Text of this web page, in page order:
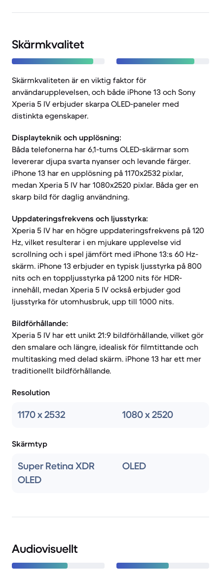
Skärmkvalitet
Skärmkvaliteten är en viktig faktor för
användarupplevelsen, och både iPhone 13 och Sony
Xperia 5 IV erbjuder skarpa OLED-paneler med
distinkta egenskaper.
Displayteknik och upplösning:
Båda telefonerna har 6,1-tums OLED-skärmar som
levererar djupa svarta nyanser och levande färger.
iPhone 13 har en upplösning på 1170x2532 pixlar,
medan Xperia 5 IV har 1080x2520 pixlar. Båda ger en
skarp bild för daglig användning.
Uppdateringsfrekvens och ljusstyrka:
Xperia 5 IV har en högre uppdateringsfrekvens på 120
Hz, vilket resulterar i en mjukare upplevelse vid
scrollning och i spel jämfört med iPhone 13:s 60 Hz-
skärm. iPhone 13 erbjuder en typisk ljusstyrka på 800
nits och en toppljusstyrka på 1200 nits för HDR-
innehåll, medan Xperia 5 IV också erbjuder god
ljusstyrka för utomhusbruk, upp till 1000 nits.
Bildförhållande:
Xperia 5 IV har ett unikt 21:9 bildförhållande, vilket gör
den smalare och längre, idealisk för filmtittande och
multitasking med delad skärm. iPhone 13 har ett mer
traditionellt bildförhållande.
Resolution
1170 x 2532 1080 x 2520
Skärmtyp
Super Retina XDR
OLED
OLED
Audiovisuellt